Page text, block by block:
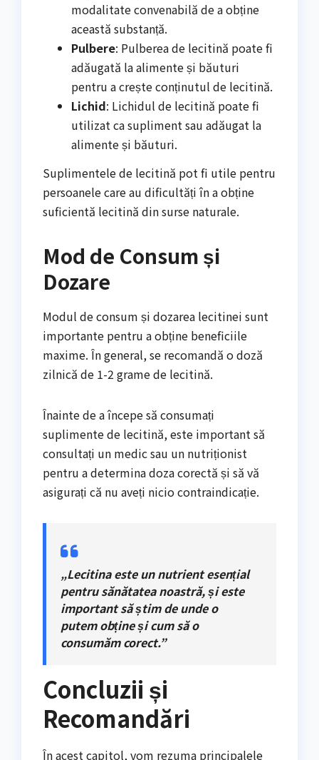
modalitate convenabilă de a obține
această substanță.
Pulbere: Pulberea de lecitină poate fi
adăugată la alimente și băuturi
pentru a crește conținutul de lecitină.
Lichid: Lichidul de lecitină poate fi
utilizat ca supliment sau adăugat la
alimente și băuturi.
Suplimentele de lecitină pot fi utile pentru
persoanele care au dificultăți în a obține
suficientă lecitină din surse naturale.
Mod de Consum și
Dozare
Modul de consum și dozarea lecitinei sunt
importante pentru a obține beneficiile
maxime. În general, se recomandă o doză
zilnică de 1-2 grame de lecitină.
Înainte de a începe să consumați
suplimente de lecitină, este important să
consultați un medic sau un nutriționist
pentru a determina doza corectă și să vă
asigurați că nu aveți nicio contraindicație.
„Lecitina este un nutrient esențial
pentru sănătatea noastră, și este
important să știm de unde o
putem obține și cum să o
consumăm corect.”
Concluzii și
Recomandări
În acest capitol, vom rezuma principalele